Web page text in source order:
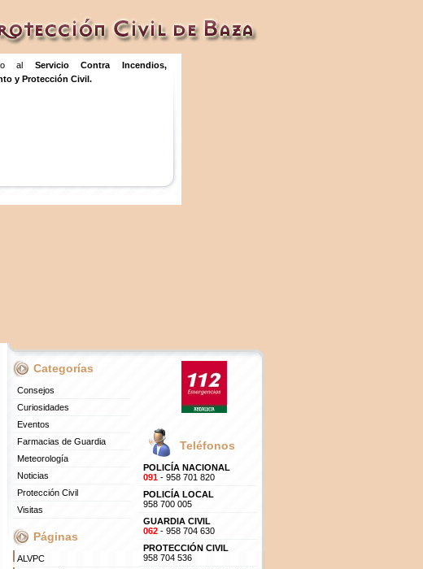
al Servicio Contra Incendios,
y Protección Civil.
Categorías
Consejos
Curiosidades
Eventos
Farmacias de Guardia
Meteorología
Noticias
Protección Civil
Visitas
Páginas
ALVPC
Teléfonos
POLICÍA NACIONAL
091- 958 701 820
POLICÍA LOCAL
958 700 005
GUARDIA CIVIL
062- 958 704 630
PROTECCIÓN CIVIL
958 704 536